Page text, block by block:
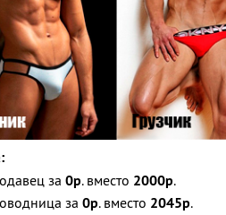
за 0р. вместо 2000р.
за 0р. вместо 2045р.